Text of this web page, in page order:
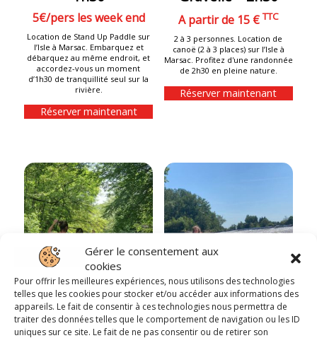
Gérer le consentement aux
cookies
Pour offrir les meilleures expériences, nous utilisons des technologies
telles que les cookies pour stocker et/ou accéder aux informations des
appareils. Le fait de consentir à ces technologies nous permettra de
traiter des données telles que le comportement de navigation ou les ID
uniques sur ce site. Le fait de ne pas consentir ou de retirer son
5€/pers les week end
Location de Stand Up Paddle sur
l’Isle à Marsac. Embarquez et
débarquez au même endroit, et
accordez-vous un moment
d’1h30 de tranquillité seul sur la
rivière.
Réserver maintenant
A partir de 15 € TTC
2 à 3 personnes. Location de
canoë (2 à 3 places) sur l’Isle à
Marsac. Profitez d'une randonnée
de 2h30 en pleine nature.
Réserver maintenant
Randonnée en
Canoë – Marsac-La
Randonnée en
Kayak – Marsac-